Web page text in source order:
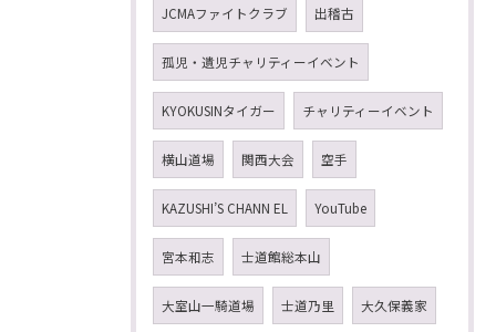
JCMAファイトクラブ 出稽古
孤児・遺児チャリティーイベント
KYOKUSINタイガー チャリティーイベント
横山道場 関西大会 空手
KAZUSHI’S CHANN EL YouTube
宮本和志 士道館総本山
大室山一騎道場 士道乃里 大久保義家